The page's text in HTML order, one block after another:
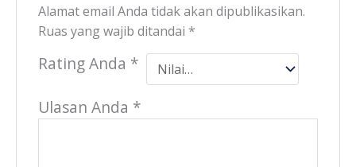
Alamat email Anda tidak akan dipublikasikan.
Ruas yang wajib ditandai *
Rating Anda *
Ulasan Anda *